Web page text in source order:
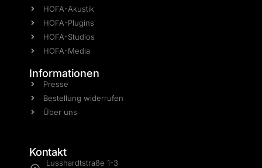
HOFA-Akustik
HOFA-Plugins
HOFA-Studios
HOFA-Media
Informationen
Presse
Bestellung widerrufen
Über uns
Kontakt
Lusshardtstraße 1-3